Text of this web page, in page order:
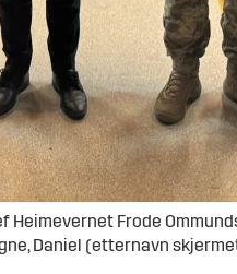
Heimevernet Frode
Daniel (etternavn